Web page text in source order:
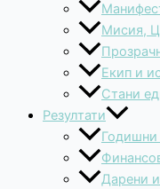
Мисия,
Екип и
Стани
Резултати
Годишни
Дарени